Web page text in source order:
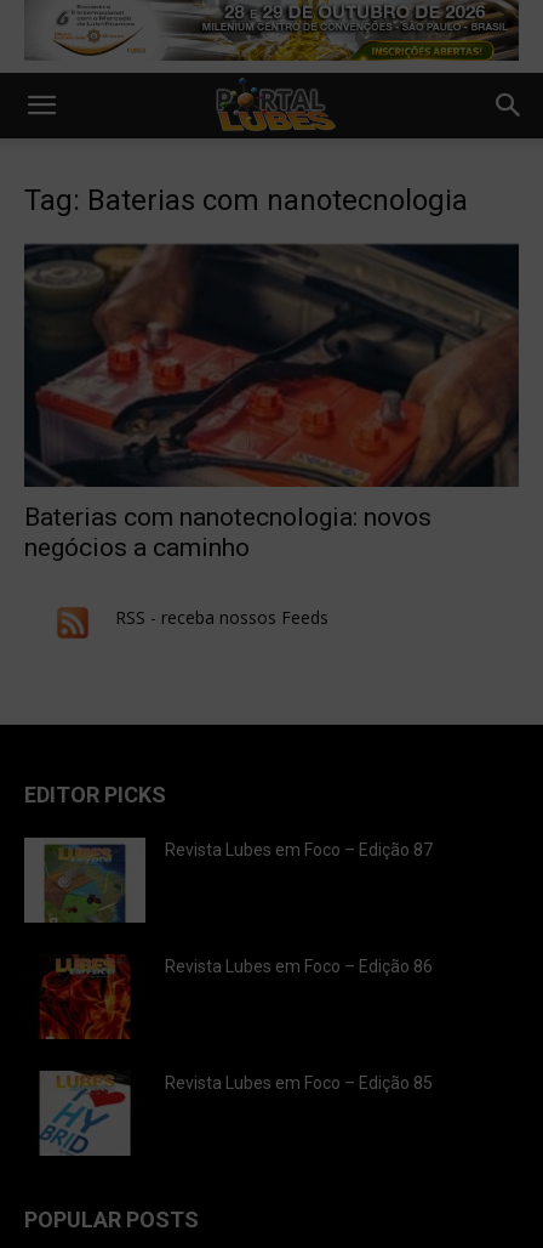
Tag: Baterias com nanotecnologia
Baterias com nanotecnologia: novos
negócios a caminho
RSS - receba nossos Feeds
EDITOR PICKS
Revista Lubes em Foco – Edição 87
Revista Lubes em Foco – Edição 86
Revista Lubes em Foco – Edição 85
POPULAR POSTS